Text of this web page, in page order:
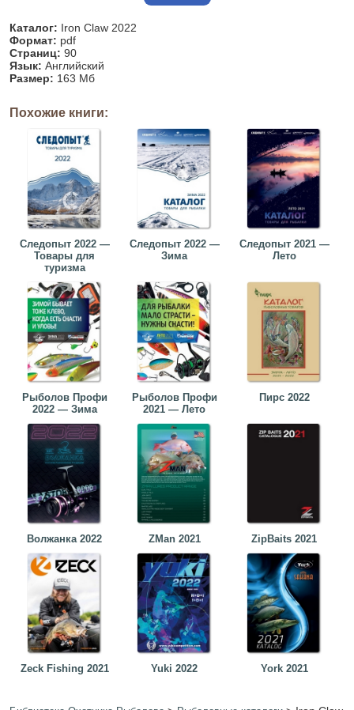
Каталог: Iron Claw 2022
Формат: pdf
Страниц: 90
Язык: Английский
Размер: 163 Мб
Похожие книги:
Следопыт 2022 —
Товары для
туризма
Следопыт 2022 —
Зима
Следопыт 2021 —
Лето
Рыболов Профи
2022 — Зима
Рыболов Профи
2021 — Лето
Пирс 2022
Волжанка 2022 ZMan 2021 ZipBaits 2021
Zeck Fishing 2021 Yuki 2022 York 2021